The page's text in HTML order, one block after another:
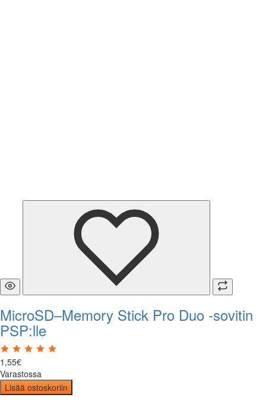
MicroSD–Memory Stick Pro Duo -sovitin
PSP:lle
1 ,55€
Varastossa
Lisää ostoskoriin